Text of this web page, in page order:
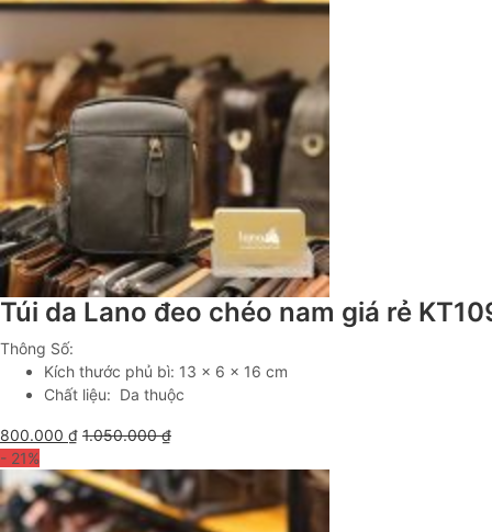
Túi da Lano đeo chéo nam giá rẻ
Thông Số:
Kích thước phủ bì: 13 x 6 x 16 cm
Chất liệu: Da thuộc
800.000 ₫ 1.050.000₫
- 21%